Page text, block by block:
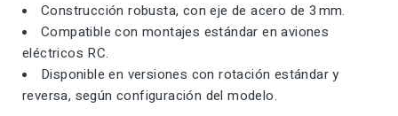
Construcción robusta, con eje de acero de 3 mm.
Compatible con montajes estándar en aviones
eléctricos RC.
Disponible en versiones con rotación estándar y
reversa, según configuración del modelo.